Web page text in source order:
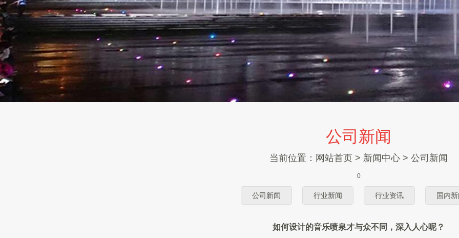
公司新闻
当前位置： 网站首页 > 新闻中心 > 公司新闻
0
公司新闻 行业新闻 行业资讯 国内
如何设计的音乐喷泉才与众不同，深入人心呢？